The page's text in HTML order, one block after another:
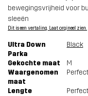
bewegingsvrijheid voor
sleeën
Dit is een vertaling. Laat orgineel zien.
Ultra Down
Parka
Black
Gekochte maat
M
Waargenomen
maat
Lengte